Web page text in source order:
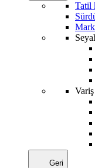
Tatil
Geri